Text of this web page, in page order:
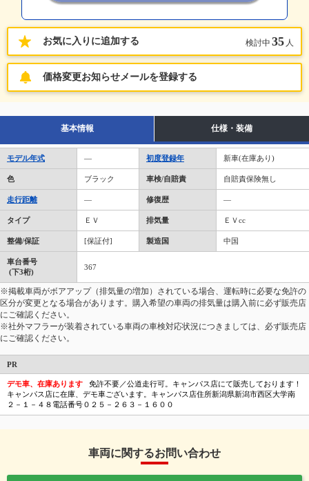
お気に入りに追加する 検討中 35 人
価格変更お知らせメールを登録する
基本情報 仕様・装備
モデル年式 ― 初度登録年 新車(在庫あり)
色 ブラック 車検/自賠責 自賠責保険無し
走行距離 ― 修復歴 ―
タイプ ＥＶ 排気量 ＥＶcc
整備/保証 [保証付] 製造国 中国
車台番号
(下3桁)
367
※掲載車両がボアアップ（排気量の増加）されている場合、運転時に必要な免許の
区分が変更となる場合があります。購入希望の車両の排気量は購入前に必ず販売店
にご確認ください。
※社外マフラーが装着されている車両の車検対応状況につきましては、必ず販売店
にご確認ください。
PR
デモ車、在庫あります
免許不要／公道走行可。キャンパス店にて販売しております！
キャンパス店に在庫、デモ車ございます。キャンパス店住所新潟県新潟市西区大学南
２－１－４８電話番号０２５－２６３－１６００
車両に関するお問い合わせ